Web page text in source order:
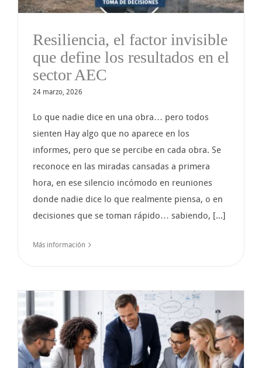
Resiliencia, el factor invisible
que define los resultados en el
sector AEC
24 marzo, 2026
Lo que nadie dice en una obra… pero todos
sienten Hay algo que no aparece en los
informes, pero que se percibe en cada obra. Se
reconoce en las miradas cansadas a primera
hora, en ese silencio incómodo en reuniones
donde nadie dice lo que realmente piensa, o en
decisiones que se toman rápido… sabiendo, [...]
Más información